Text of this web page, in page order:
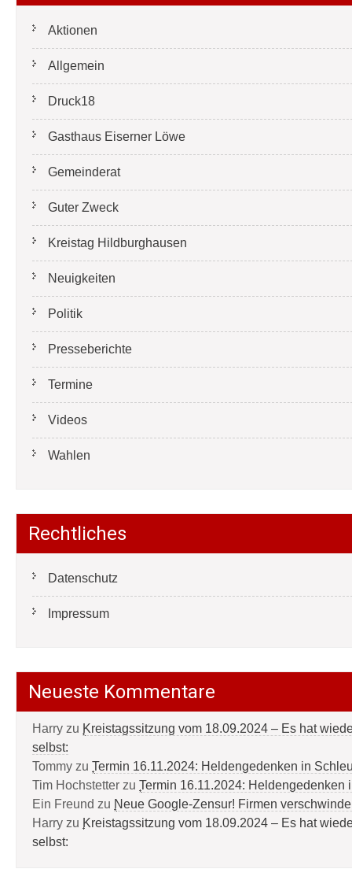
Aktionen
Allgemein
Druck18
Gasthaus Eiserner Löwe
Gemeinderat
Guter Zweck
Kreistag Hildburghausen
Neuigkeiten
Politik
Presseberichte
Termine
Videos
Wahlen
Rechtliches
Datenschutz
Impressum
Neueste Kommentare
Harry zu Kreistagssitzung vom 18.09.2024 – Es hat
selbst:
Tommy zu Termin 16.11.2024: Heldengedenken in
Tim Hochstetter zu Termin 16.11.2024: Heldengedenken
Ein Freund zu Neue Google-Zensur! Firmen
Harry zu Kreistagssitzung vom 18.09.2024 – Es hat
selbst: